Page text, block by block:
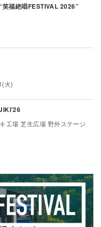
福絶唱FESTIVAL 2026”
火)
工場 芝生広場 野外ステージ